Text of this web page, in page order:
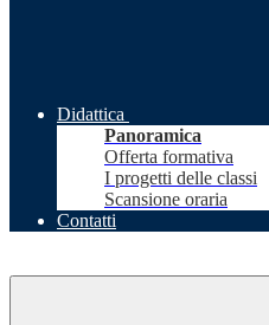
Didattica
Panoramica
Offerta formativa
I progetti delle classi
Scansione oraria
Contatti